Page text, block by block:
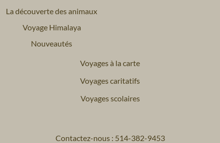
La découverte des animaux
Voyage Himalaya
Nouveautés
Voyages à la carte
Voyages caritatifs
Voyages scolaires
Contactez-nous : 514-382-9453